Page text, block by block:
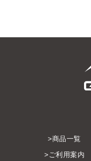
商品一覧
ご利用案内